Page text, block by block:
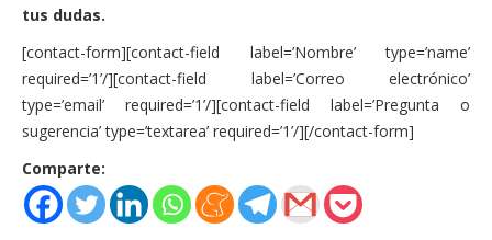
tus dudas.
[contact-form][contact-field label=’Nombre’ type=’name’
required=’1’/][contact-field label=’Correo electrónico’
type=’email’ required=’1’/][contact-field label=’Pregunta o
sugerencia’ type=’textarea’ required=’1’/][/contact-form]
Comparte: